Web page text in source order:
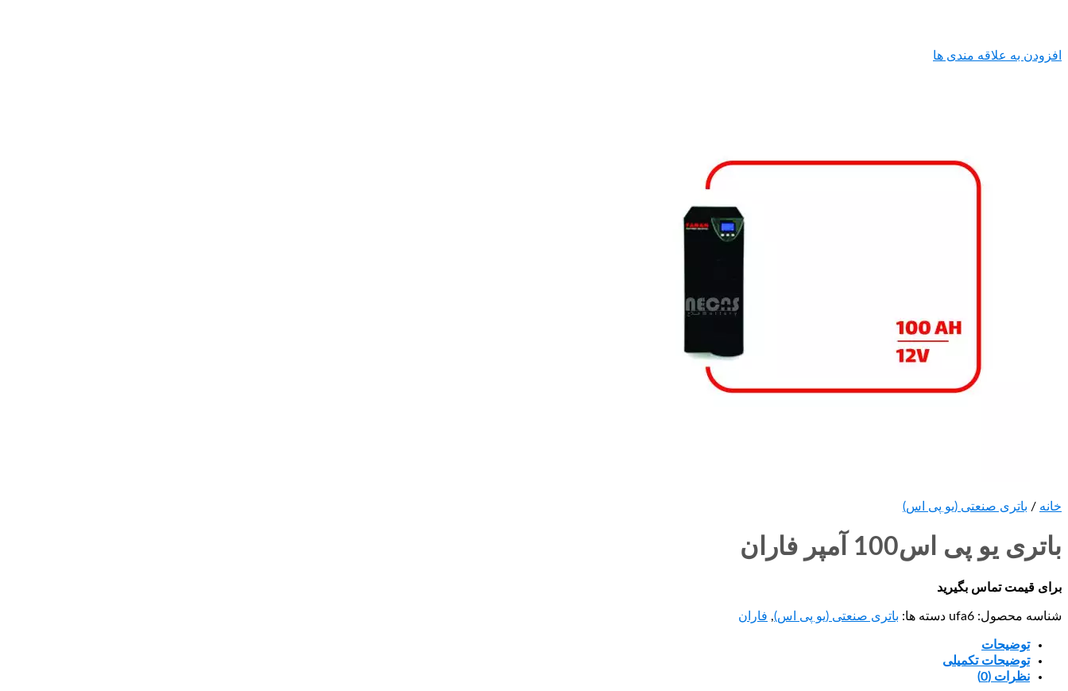
افزودن به علاقه مندی ها
خانه / باتری صنعتی (یو پی اس)
باتری یو پی اس100 آمپر فاران
برای قیمت تماس بگیرید
شناسه محصول: ufa6 دسته ها: باتری صنعتی (یو پی اس), فاران
توضیحات
توضیحات تکمیلی
نظرات (0)